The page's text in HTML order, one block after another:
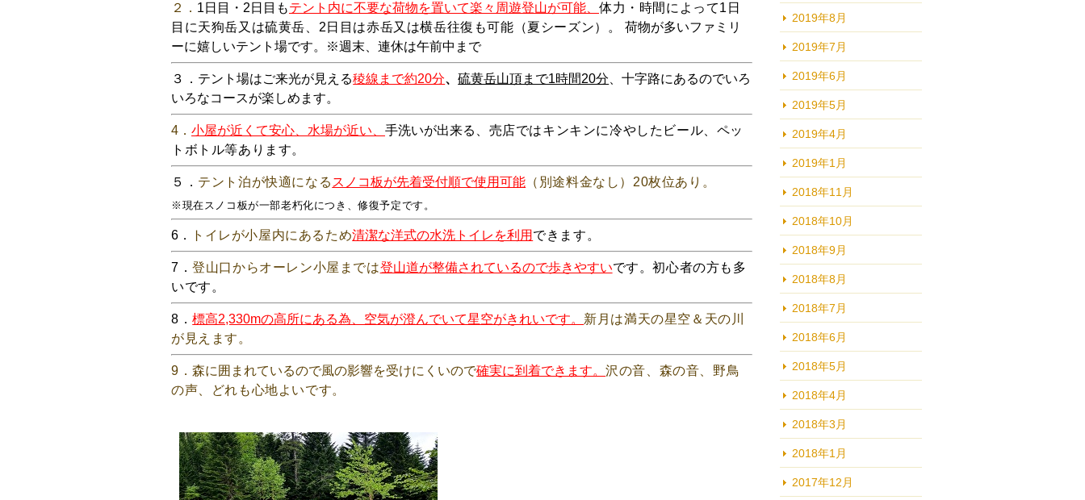
２． 1日目・2日目もテント内に不要な荷物を置いて楽々周遊登山が可能、 体力・時間によって1日
目に天狗岳又は硫黄岳、2日目は赤岳又は横岳往復も可能（夏シーズン）。
荷物が多いファミリ
ーに嬉しいテント場です。※週末、連休は午前中まで
３． テント場はご来光が見える稜線まで約20分、硫黄岳山頂まで1時間20分 、十字路にあるのでいろ
いろなコースが楽しめます。
4． 小屋が近くて安心、水場が近い 手洗いが出来る 、売店ではキンキンに冷やしたビール、ペッ
トボトル等あります。
５． テント泊が快適になる スノコ板が先着受付順で使用可能 （別途料金なし）20枚位あり。
※現在スノコ板が一部老朽化につき、修復予定です。
6． トイレが小屋内にあるため清潔な洋式の水洗トイレを利用 できます。
7．登山口からオーレン小屋までは登山道が整備されているので歩きやすいです。初心者の方も多
いです。
8．標高2,330mの高所にある為、空気が澄んでいて星空がきれいです。 新月は満天の星空＆天の川
が見えます。
9．森に囲まれているので風の影響を受けにくいので確実に到着できます。沢の音、森の音、野鳥
の声、どれも心地よいです。
2019年8月
2019年7月
2019年6月
2019年5月
2019年4月
2019年1月
2018年11月
2018年10月
2018年9月
2018年8月
2018年7月
2018年6月
2018年5月
2018年4月
2018年3月
2018年1月
2017年12月